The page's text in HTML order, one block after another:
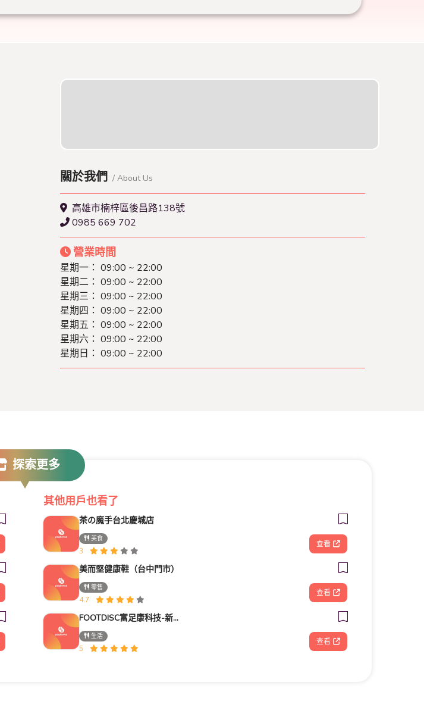
關於我們 / About Us
高雄市楠梓區後昌路138號
0985 669 702
營業時間
星期一： 09:00 ~ 22:00
星期二： 09:00 ~ 22:00
星期三： 09:00 ~ 22:00
星期四： 09:00 ~ 22:00
星期五： 09:00 ~ 22:00
星期六： 09:00 ~ 22:00
星期日： 09:00 ~ 22:00
探索更多
其他用戶也看了
茶の魔手台北慶城店
美食
3
查看
美而堅健康鞋（台中門市）
零售
4.7
查看
FOOTDISC富足康科技-新光三越-桃園站前店
生活
5
查看